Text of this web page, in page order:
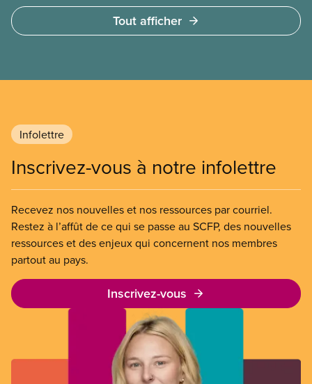
ministre de l’Emploi, Patty Hajdu, n’a attendu que
quelques heures pour accéder à cette demande de
Tout afficher
Infolettre
Inscrivez-vous à notre infolettre
Recevez nos nouvelles et nos ressources par courriel.
Restez à l’affût de ce qui se passe au SCFP, des nouvelles
ressources et des enjeux qui concernent nos membres
partout au pays.
Inscrivez-vous